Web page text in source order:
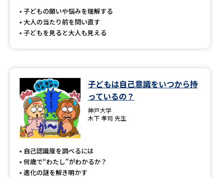
子どもの願いや悩みを理解する
大人の当たり前を問い直す
子どもを見ると大人も見える
子どもは自己意識をいつから持
っているの？
神戸大学
木下 孝司 先生
自己認識度を調べるには
何歳で“わたし”がわかるか？
進化の謎を解き明かす